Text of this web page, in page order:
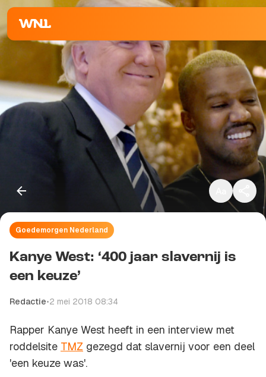
Klein
Standaard
Groot
Goedemorgen Nederland
Kanye West: ‘400 jaar slavernij is
een keuze’
Redactie•2 mei 2018 08:34
Rapper Kanye West heeft in een interview met
roddelsite TMZ gezegd dat slavernij voor een deel
'een keuze was'.